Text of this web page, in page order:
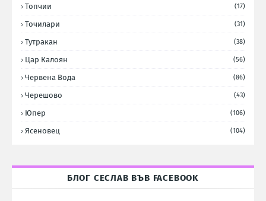
Топчии (17)
Точилари (31)
Тутракан (38)
Цар Калоян (56)
Червена Вода (86)
Черешово (43)
Юпер (106)
Ясеновец (104)
БЛОГ СЕСЛАВ ВЪВ FACEBOOK